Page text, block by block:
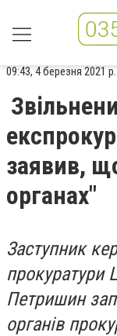
09:43, 4 березня 2021 р.
заявив,
органах"
Заступник
прокуратури
Петришин
органів